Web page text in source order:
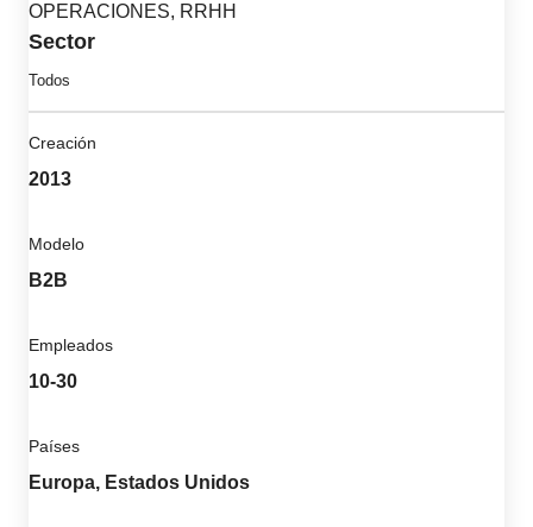
OPERACIONES, RRHH
Sector
Todos
Creación
2013
Modelo
B2B
Empleados
10-30
Países
Europa, Estados Unidos